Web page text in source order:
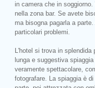
in camera che in
nella zona bar. Se avete
ma bisogna pagarla a
particolari problemi.
L'hotel si trova in
lunga e suggestiva
veramente spettacolare,
fotografare. La spiaggia è